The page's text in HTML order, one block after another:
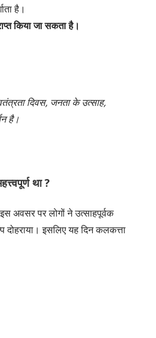
है।
किया जा सकता है।
दिवस, जनता के उत्साह,
है।
था ?
अवसर पर लोगों ने उत्साहपूर्वक
दोहराया। इसलिए यह दिन कलकत्ता